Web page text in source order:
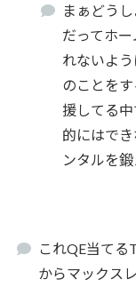
まぁどう
だってホ
れないよ
のことを
援してる
的にはで
ンタルを
これQE当てる
からマックス